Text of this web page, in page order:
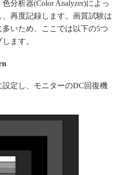
分析器(Color Analyzer)によっ
再度記録します。画質試験は
いため、ここでは以下の5つ
ます。
定し、モニターのDC回復機